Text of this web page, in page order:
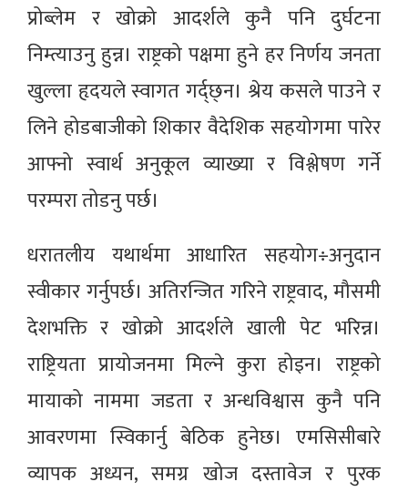
प्रोब्लेम र खोक्रो आदर्शले कुनै पनि दुर्घटना
निम्त्याउनु हुन्न। राष्ट्रको पक्षमा हुने हर निर्णय जनता
खुल्ला हृदयले स्वागत गर्द्छ्न। श्रेय कसले पाउने र
लिने होडबाजीको शिकार वैदेशिक सहयोगमा पारेर
आफ्नो स्वार्थ अनुकूल व्याख्या र विश्लेषण गर्ने
परम्परा तोडनु पर्छ।
धरातलीय यथार्थमा आधारित सहयोग÷अनुदान
स्वीकार गर्नुपर्छ। अतिरन्जित गरिने राष्ट्रवाद, मौसमी
देशभक्ति र खोक्रो आदर्शले खाली पेट भरिन्न।
राष्ट्रियता प्रायोजनमा मिल्ने कुरा होइन। राष्ट्रको
मायाको नाममा जडता र अन्धविश्वास कुनै पनि
आवरणमा स्विकार्नु बेठिक हुनेछ। एमसिसीबारे
व्यापक अध्यन, समग्र खोज दस्तावेज र पुरक